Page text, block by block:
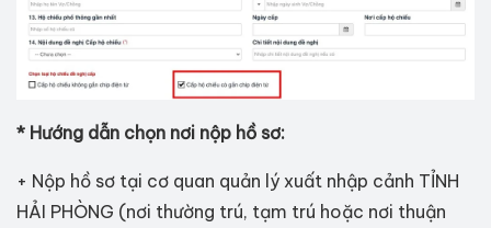
* Hướng dẫn chọn nơi nộp hồ sơ:
+ Nộp hồ sơ tại cơ quan quản lý xuất nhập cảnh TỈNH
HẢI PHÒNG (nơi thường trú, tạm trú hoặc nơi thuận